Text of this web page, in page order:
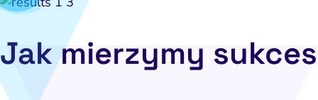
Strona i konwersja
Pomiar i atrybucja
CRM i obsługa leadów
Content marketing
E-mail marketing
Jak mierzymy sukces